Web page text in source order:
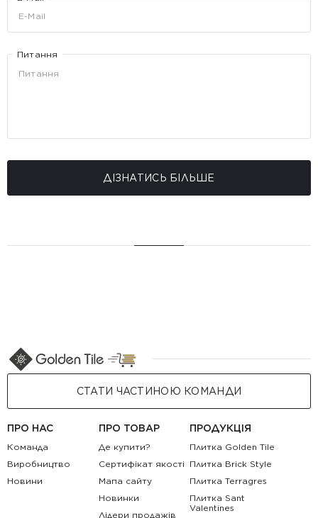
Питання
ДІЗНАТИСЬ БІЛЬШЕ
СТАТИ ЧАСТИНОЮ КОМАНДИ
ПРО НАС
Команда
Виробництво
Новини
ПРО ТОВАР
Де купити?
Сертифікат якості
Мапа сайту
Новинки
Лідери продажів
ПРОДУКЦІЯ
Плитка Golden Tile
Плитка Brick Style
Плитка Terragres
Плитка Sant
Valentines